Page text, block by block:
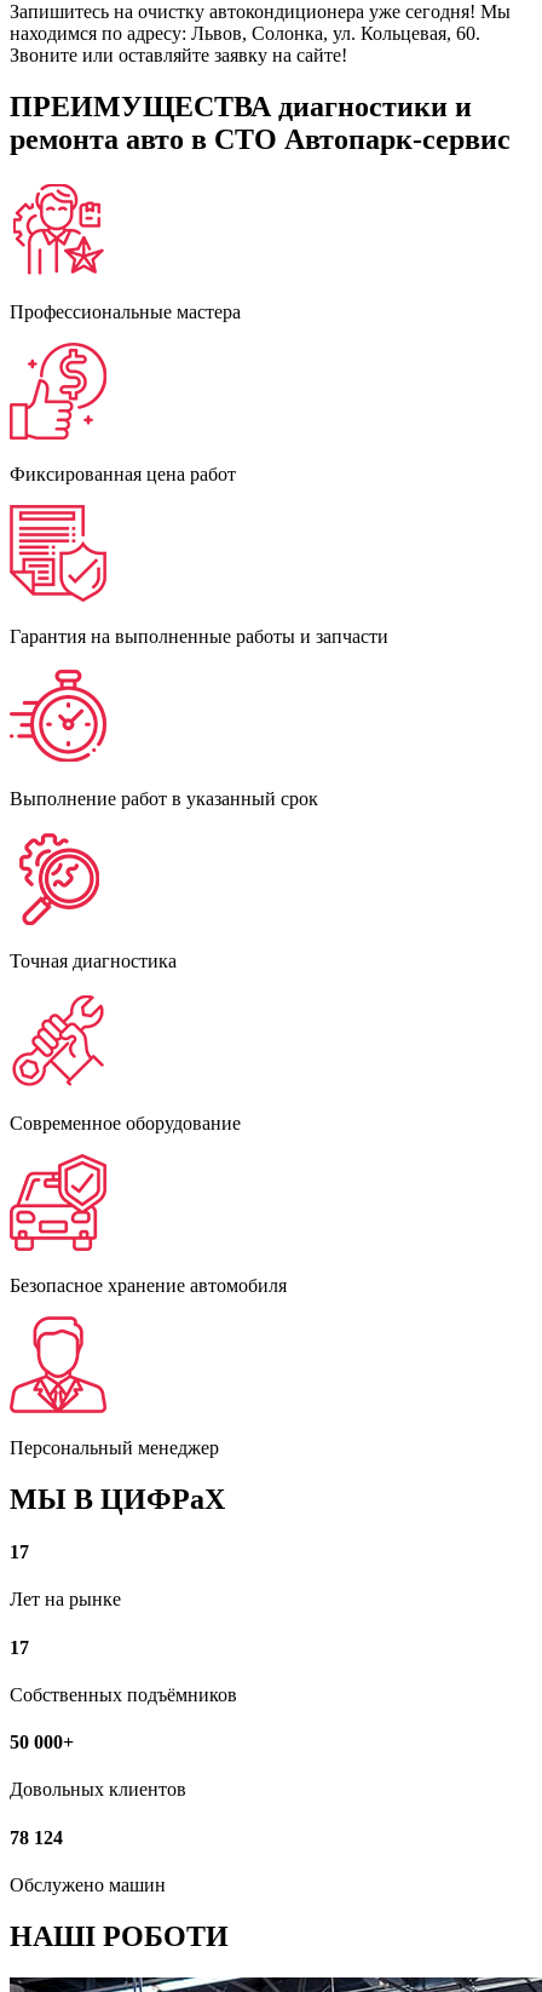
Запишитесь на очистку автокондиционера уже сегодня! Мы
находимся по адресу: Львов, Солонка, ул. Кольцевая, 60.
Звоните или оставляйте заявку на сайте!
ПРЕИМУЩЕСТВА диагностики и
ремонта авто в СТО Автопарк-сервис
Профессиональные мастера
Фиксированная цена работ
Гарантия на выполненные работы и запчасти
Выполнение работ в указанный срок
Точная диагностика
Современное оборудование
Безопасное хранение автомобиля
Персональный менеджер
МЫ В ЦИФРаХ
17
Лет на рынке
17
Собственных подъёмников
50 000+
Довольных клиентов
78 124
Обслужено машин
НАШІ РОБОТИ